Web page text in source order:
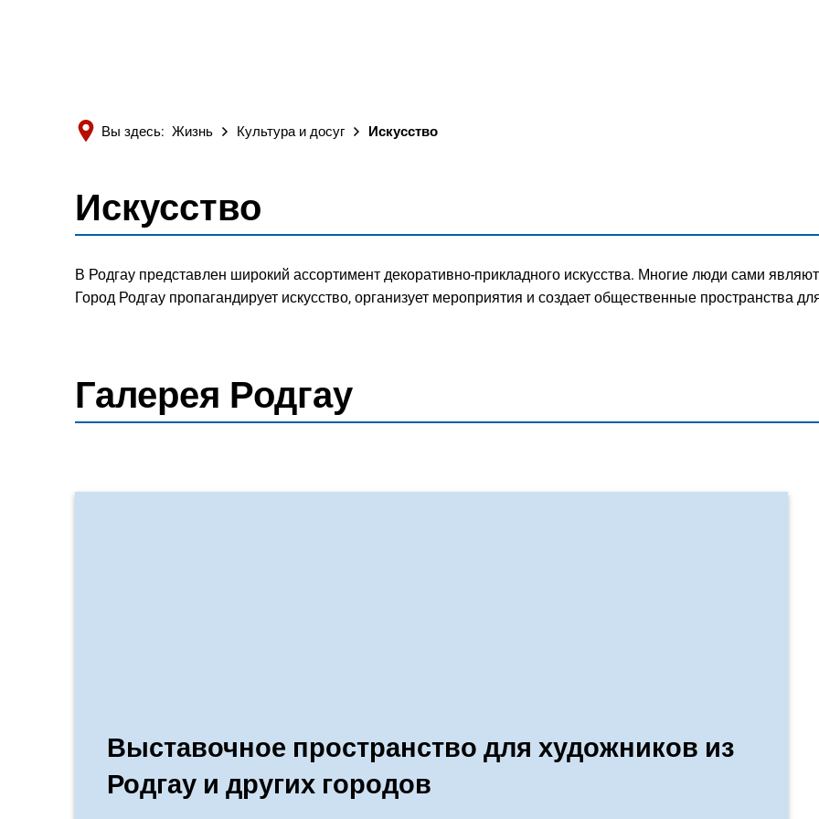
Вы здесь: Жизнь Культура и досуг Искусство
Искусство
Искусство
В Родгау представлен широкий ассортимент декоративно-прикладного искусства. Многие люди сами
Город Родгау пропагандирует искусство, организует мероприятия и создает общественные пространства
Галерея Родгау
Выставочное пространство для художников из
Родгау и других городов